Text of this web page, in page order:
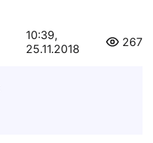
10:39,
25.11.2018
267